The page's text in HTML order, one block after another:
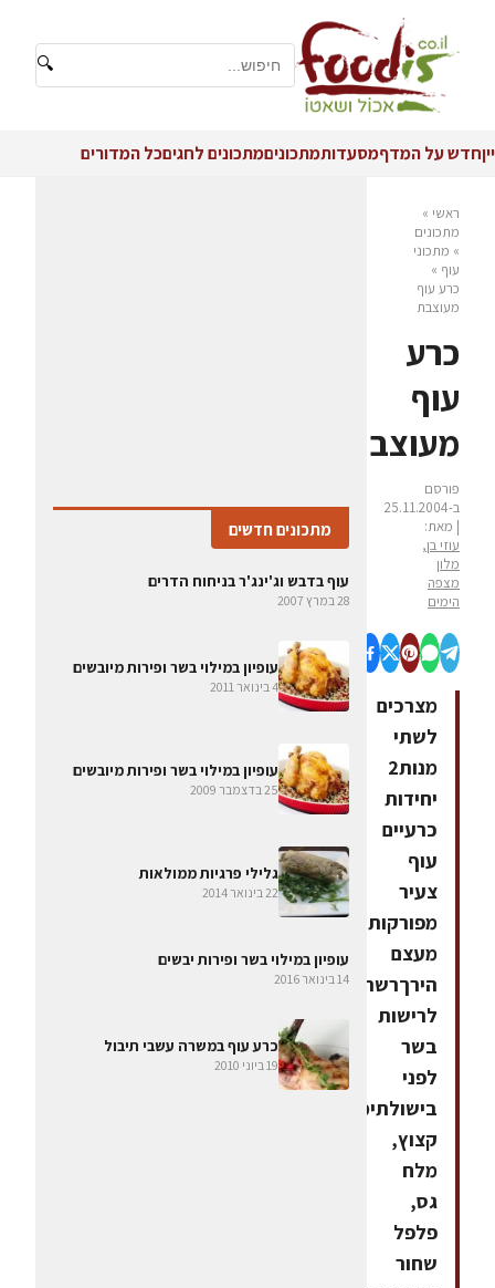
🔍
ייןחדש על המדףמסעדותמתכוניםמתכונים לחגיםכל המדורים
ראשי »
מתכונים
» מתכוני
עוף »
כרע עוף
מעוצבת
כרע
עוף
מעוצבת
פורסם
ב-25.11.2004
| מאת:
עוזי בן,
מלון
מצפה
הימים
מצרכים
לשתי
מנות2
יחידות
כרעיים
עוף
צעיר
מפורקות
מעצם
הירךרשת
לרישות
בשר
לפני
בישולתימין
קצוץ,
מלח
גס,
פלפל
שחור
מתכונים חדשים
עוף בדבש וג'ינג'ר בניחוח הדרים
28 במרץ 2007
עופיון במילוי בשר ופירות מיובשים
4 בינואר 2011
עופיון במילוי בשר ופירות מיובשים
25 בדצמבר 2009
גלילי פרגיות ממולאות
22 בינואר 2014
עופיון במילוי בשר ופירות יבשים
14 בינואר 2016
כרע עוף במשרה עשבי תיבול
19 ביוני 2010